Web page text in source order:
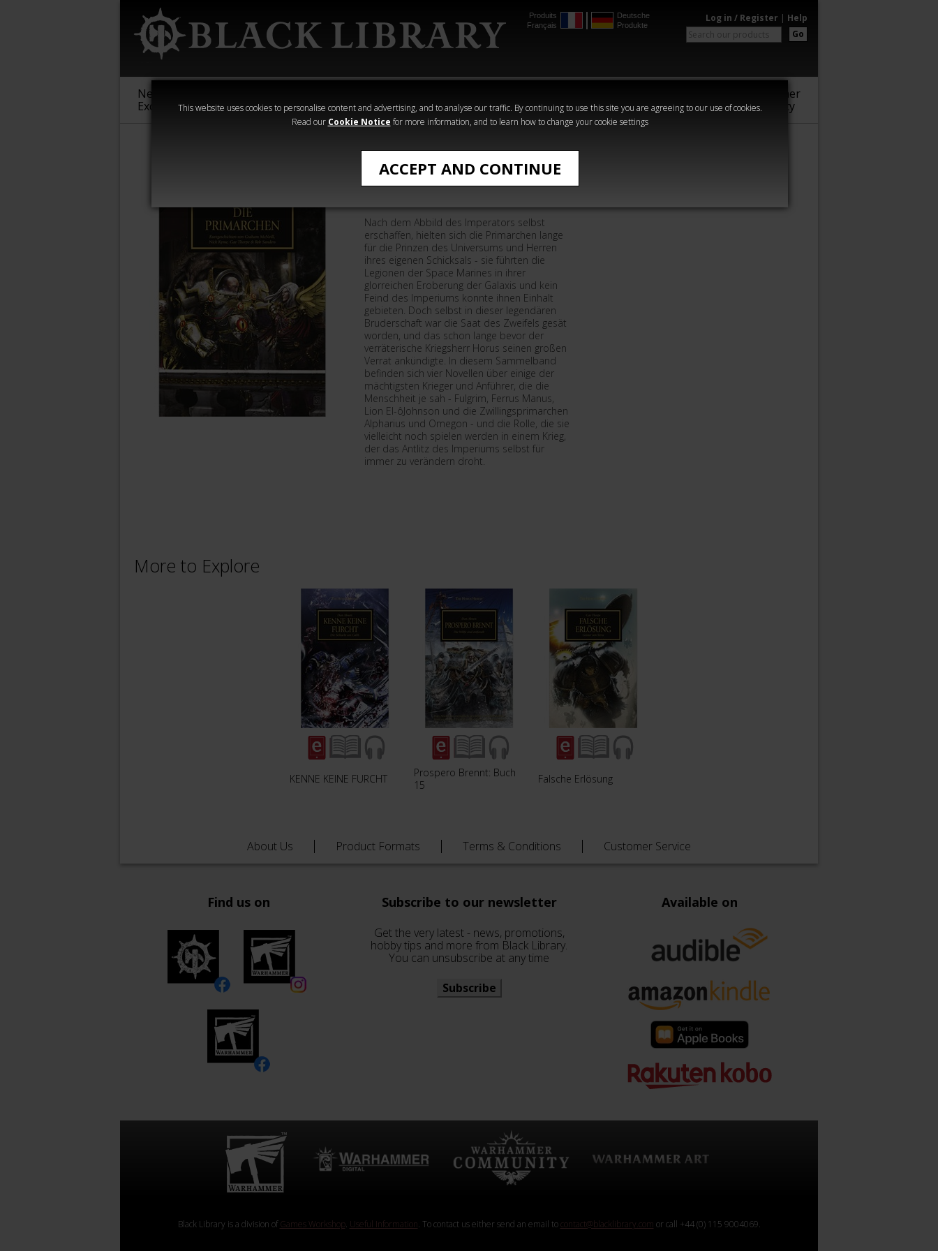
This website uses cookies to personalise content and advertising, and to analyse our traffic. By continuing to use this site you are agreeing to our use of cookies.
Read our Cookie Notice for more information, and to learn how to change your cookie settings
ACCEPT AND CONTINUE
Produits
Français
Deutsche
Produkte
Log in / Register | Help
Go
New &
Exclusive
Sigmar
40,000
Heresy
Crime
Horror
Warhammer
Community
Primarchen, Die
Nach dem Abbild des Imperators selbst
erschaffen, hielten sich die Primarchen lange
für die Prinzen des Universums und Herren
ihres eigenen Schicksals - sie führten die
Legionen der Space Marines in ihrer
glorreichen Eroberung der Galaxis und kein
Feind des Imperiums konnte ihnen Einhalt
gebieten. Doch selbst in dieser legendären
Bruderschaft war die Saat des Zweifels gesät
worden, und das schon lange bevor der
verräterische Kriegsherr Horus seinen großen
Verrat ankündigte. In diesem Sammelband
befinden sich vier Novellen über einige der
mächtigsten Krieger und Anführer, die die
Menschheit je sah - Fulgrim, Ferrus Manus,
Lion El-ôJohnson und die Zwillingsprimarchen
Alpharius und Omegon - und die Rolle, die sie
vielleicht noch spielen werden in einem Krieg,
der das Antlitz des Imperiums selbst für
immer zu verändern droht.
More to Explore
KENNE KEINE FURCHT
Prospero Brennt: Buch
15
Falsche Erlösung
About Us Product Formats Terms & Conditions Customer Service
Find us on Subscribe to our newsletter
Get the very latest - news, promotions,
hobby tips and more from Black Library.
You can unsubscribe at any time
Subscribe
Available on
Black Library is a division ofGames Workshop. Useful Information. To contact us either send an email tocontact@blacklibrary.com or call +44 (0) 115 9004069.